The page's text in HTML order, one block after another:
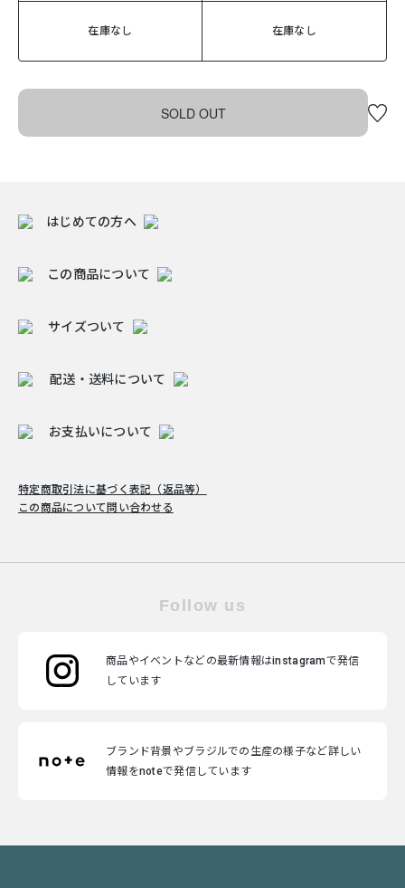
在庫なし 在庫なし
SOLD OUT
はじめての方へ
この商品について
サイズついて
配送・送料について
お支払いについて
特定商取引法に基づく表記（返品等）
この商品について問い合わせる
Follow us
商品やイベントなどの最新情報はinstagramで発信
しています
ブランド背景やブラジルでの生産の様子など詳しい
情報をnoteで発信しています